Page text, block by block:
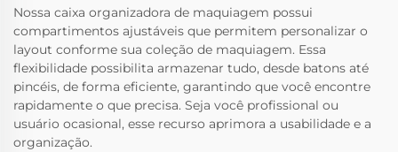
Nossa caixa organizadora de maquiagem possui
compartimentos ajustáveis que permitem personalizar o
layout conforme sua coleção de maquiagem. Essa
flexibilidade possibilita armazenar tudo, desde batons até
pincéis, de forma eficiente, garantindo que você encontre
rapidamente o que precisa. Seja você profissional ou
usuário ocasional, esse recurso aprimora a usabilidade e a
organização.